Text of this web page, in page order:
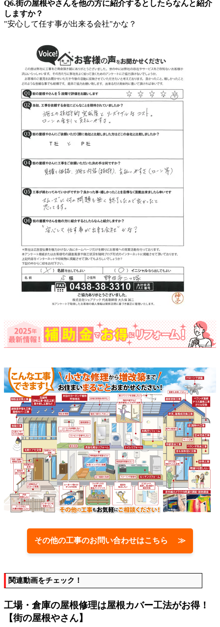
Q6.街の屋根やさんを他の方に紹介するとしたらなんと紹介
しますか？
"安心して任す事が出来る会社"かな？
その他の工事のお問い合わせはこちら ≫
関連動画をチェック！
工場・倉庫の屋根修理は屋根カバー工法がお得！
【街の屋根やさん】